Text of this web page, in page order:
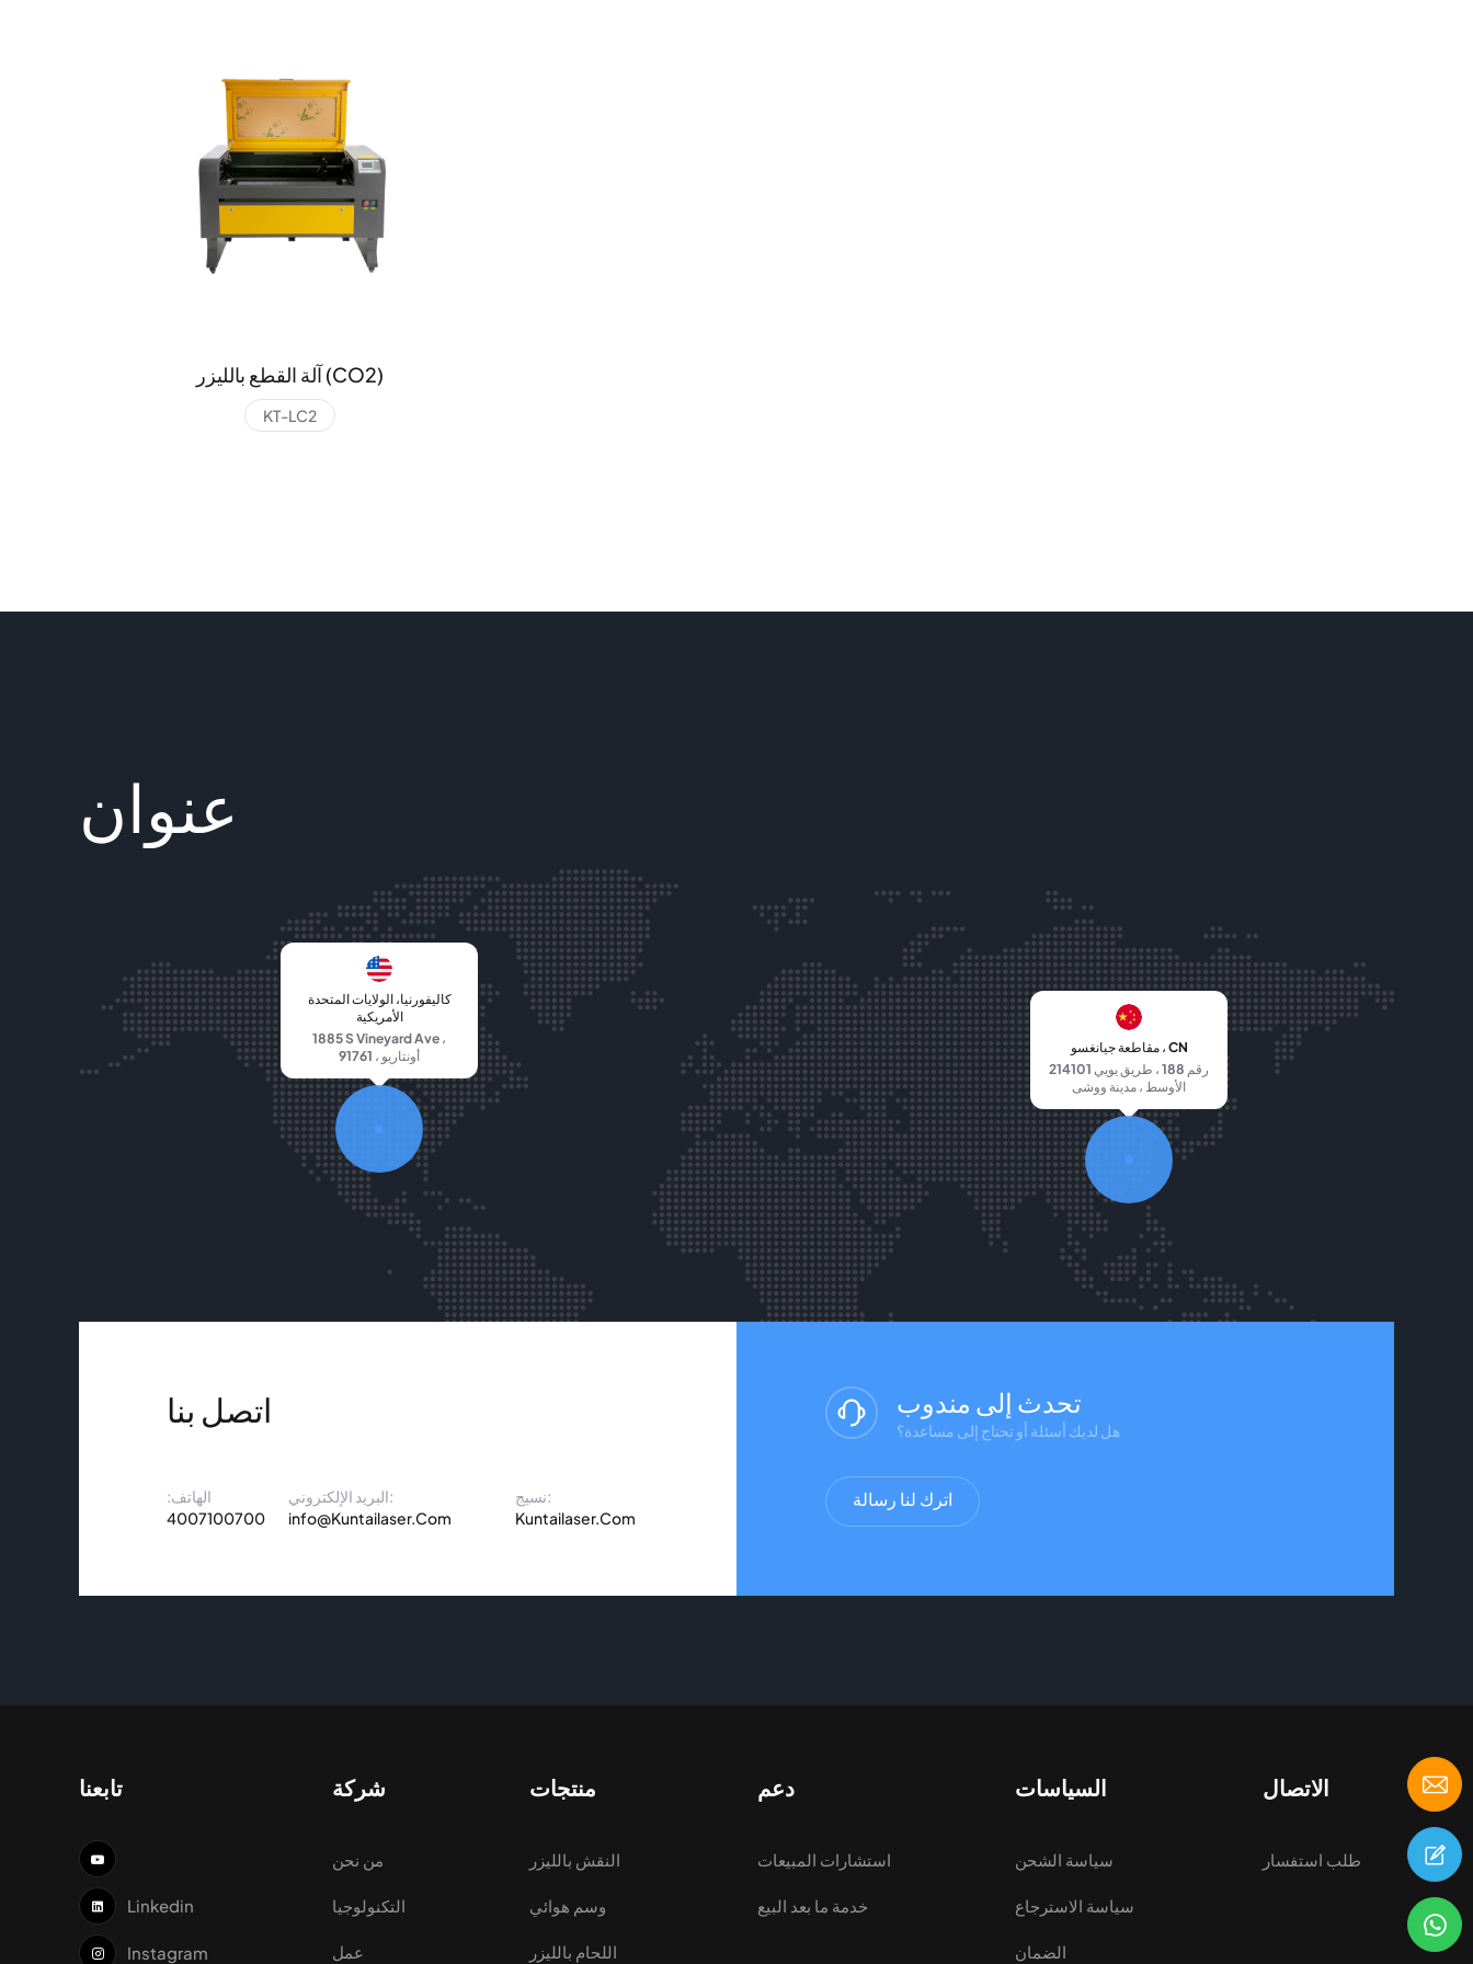
آلة القطع بالليزر (CO2)
KT-LC2
عنوان
كاليفورنيا، الولايات المتحدة
الأمريكية
1885 S Vineyard Ave ،
أونتاريو ، 91761
مقاطعة جيانغسو ، CN
214101 رقم 188 ، طريق يويي
الأوسط ، مدينة ووشى
اتصل بنا
الهاتف:
4007100700
البريد الإلكتروني:
info@Kuntailaser.Com
نسيج:
Kuntailaser.Com
تحدث إلى مندوب
هل لديك أسئلة أو تحتاج إلى مساعدة؟
اترك لنا رسالة
تابعنا
Linkedin
Instagram
شركة
من نحن
التكنولوجيا
عمل
منتجات
النقش بالليزر
وسم هوائي
اللحام بالليزر
دعم
استشارات المبيعات
خدمة ما بعد البيع
السياسات
سياسة الشحن
سياسة الاسترجاع
الضمان
الاتصال
طلب استفسار